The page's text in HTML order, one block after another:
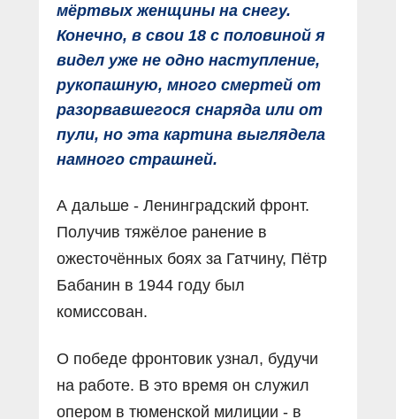
мëртвых женщины на снегу.
Конечно, в свои 18 с половиной я
видел уже не одно наступление,
рукопашную, много смертей от
разорвавшегося снаряда или от
пули, но эта картина выглядела
намного страшней.
А дальше - Ленинградский фронт.
Получив тяжëлое ранение в
ожесточëнных боях за Гатчину, Пëтр
Бабанин в 1944 году был
комиссован.
О победе фронтовик узнал, будучи
на работе. В это время он служил
опером в тюменской милиции - в